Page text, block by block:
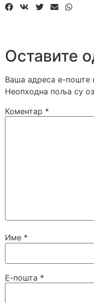
Оставите
Ваша адреса е-поште
Неопходна поља су
Коментар *
Име *
Е-пошта *